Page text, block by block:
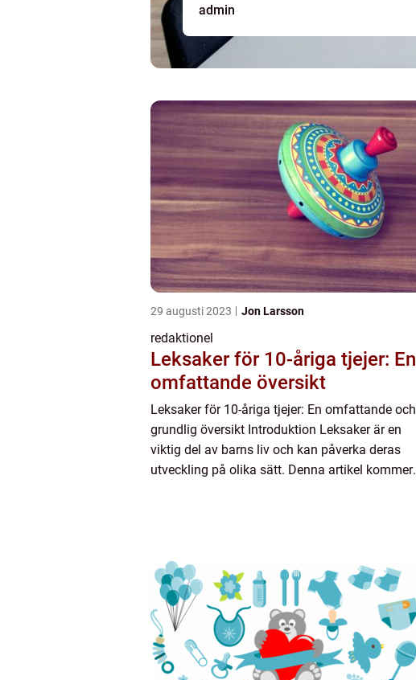
landsk...
admin
29 augusti 2023 Jon Larsson
redaktionel
Leksaker för 10-åriga tjejer: En
omfattande översikt
Leksaker för 10-åriga tjejer: En omfattande och
grundlig översikt Introduktion Leksaker är en
viktig del av barns liv och kan påverka deras
utveckling på olika sätt. Denna artikel kommer